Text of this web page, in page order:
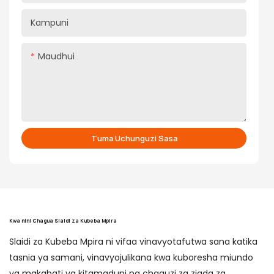
Kampuni
Maudhui
Tuma Uchunguzi Sasa
Kwa nini Chagua Slaidi za Kubeba Mpira
Slaidi za Kubeba Mpira ni vifaa vinavyotafutwa sana katika
tasnia ya samani, vinavyojulikana kwa kuboresha miundo